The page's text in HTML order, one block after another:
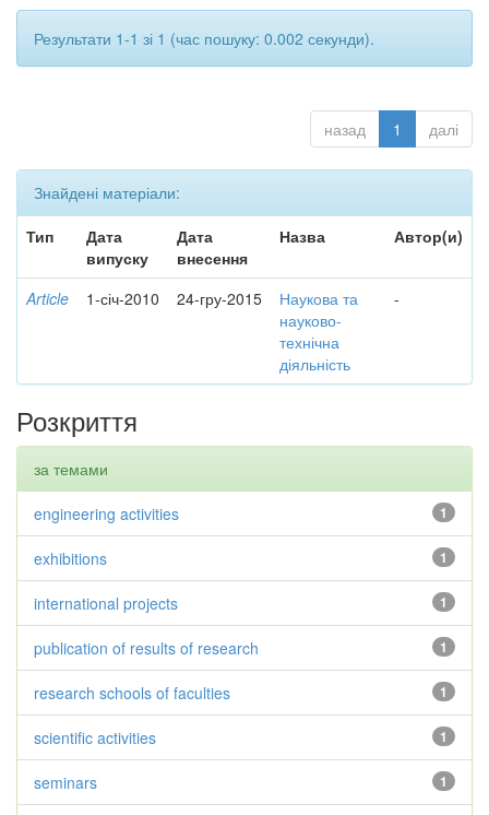
Результати 1-1 зі 1 (час пошуку: 0.002 секунди).
назад 1 далі
Знайдені матеріали:
Тип
Дата
випуску
Дата
внесення
Назва Автор(и)
Article 1-січ-2010 24-гру-2015
Наукова та
науково-
технічна
діяльність
-
Розкриття
за темами
1
engineering activities
1
exhibitions
1
international projects
1
publication of results of research
1
research schools of faculties
1
scientific activities
1
seminars